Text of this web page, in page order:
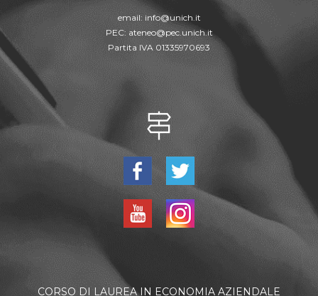
email: info@unich.it
PEC: ateneo@pec.unich.it
Partita IVA 01335970693
CORSO DI LAUREA IN ECONOMIA AZIENDALE